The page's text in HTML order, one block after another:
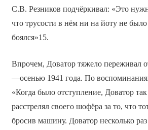
С.В. Резников подчёркивал: «Это
что трусости в нём ни на йоту не
боялся»15.
Впрочем, Доватор тяжело переживал
—осенью 1941 года. По
«Когда было отступление, Доватор
расстрелял своего шофёра за то, что
бросив машину. Доватор несколько